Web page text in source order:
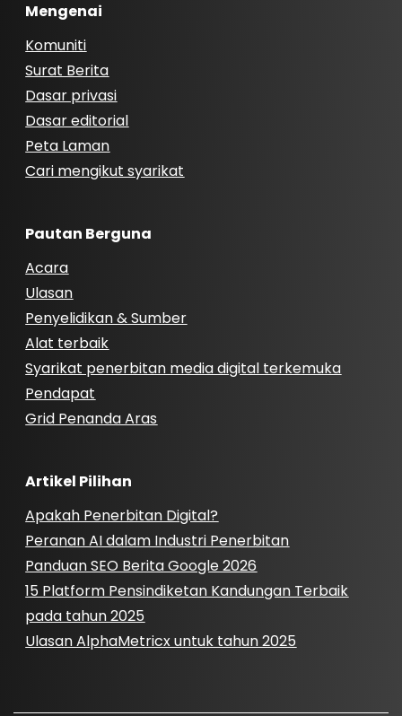
Mengenai
Komuniti
Surat Berita
Dasar privasi
Dasar editorial
Peta Laman
Cari mengikut syarikat
Pautan Berguna
Acara
Ulasan
Penyelidikan & Sumber
Alat terbaik
Syarikat penerbitan media digital terkemuka
Pendapat
Grid Penanda Aras
Artikel Pilihan
Apakah Penerbitan Digital?
Peranan AI dalam Industri Penerbitan
Panduan SEO Berita Google 2026
15 Platform Pensindiketan Kandungan Terbaik
pada tahun 2025
Ulasan AlphaMetricx untuk tahun 2025